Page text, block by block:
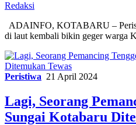
Redaksi
ADAINFO, KOTABARU –
di laut kembali bikin geger warga
Peristiwa 21 April 2024
Lagi, Seorang
Sungai Kotabaru